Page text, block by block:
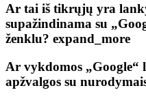
Ar tai iš tikrųjų yra
supažindinama su
ženklu? expand_more
Ar vykdomos
apžvalgos su